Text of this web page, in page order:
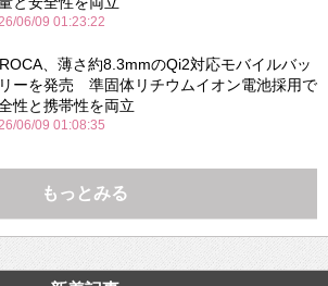
06/09 01:23:22
、薄さ約8.3mmのQi2対応モバイルバッ
ーを発売 準固体リチウムイオン電池採用で
性と携帯性を両立
06/09 01:08:35
もっとみる